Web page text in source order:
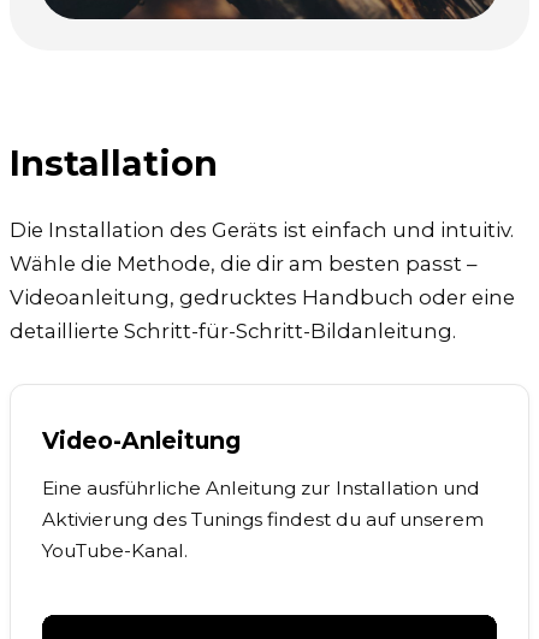
Installation
Die Installation des Geräts ist einfach und intuitiv.
Wähle die Methode, die dir am besten passt –
Videoanleitung, gedrucktes Handbuch oder eine
detaillierte Schritt-für-Schritt-Bildanleitung.
Video-Anleitung
Eine ausführliche Anleitung zur Installation und
Aktivierung des Tunings findest du auf unserem
YouTube-Kanal.